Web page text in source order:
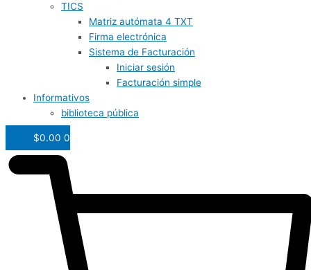
TICS
Matriz autómata 4 TXT
Firma electrónica
Sistema de Facturación
Iniciar sesión
Facturación simple
Informativos
biblioteca pública
$0.00 0